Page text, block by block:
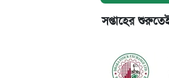
সপ্তাহের